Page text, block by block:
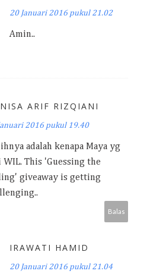
20 Januari 2016 pukul 21.02
Amin..
ARIF RIZQIANI
2016 pukul 19.40
adalah kenapa Maya yg
WIL. This 'Guessing the
giveaway is getting
Balas
IRAWATI HAMID
20 Januari 2016 pukul 21.04